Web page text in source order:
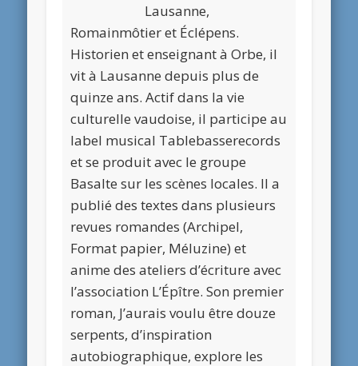
Lausanne,
Romainmôtier et Éclépens.
Historien et enseignant à Orbe, il
vit à Lausanne depuis plus de
quinze ans. Actif dans la vie
culturelle vaudoise, il participe au
label musical Tablebasserecords
et se produit avec le groupe
Basalte sur les scènes locales. Il a
publié des textes dans plusieurs
revues romandes (Archipel,
Format papier, Méluzine) et
anime des ateliers d’écriture avec
l’association L’Épître. Son premier
roman, J’aurais voulu être douze
serpents, d’inspiration
autobiographique, explore les